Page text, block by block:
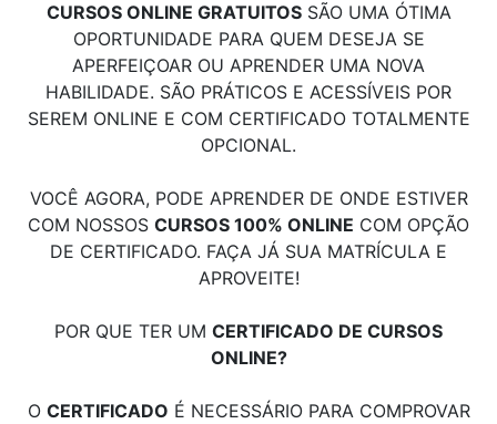
CURSOS ONLINE GRATUITOSSÃO UMA ÓTIMA
OPORTUNIDADE PARA QUEM DESEJA SE
APERFEIÇOAR OU APRENDER UMA NOVA
HABILIDADE. SÃO PRÁTICOS E ACESSÍVEIS POR
SEREM ONLINE E COM CERTIFICADO TOTALMENTE
OPCIONAL.
VOCÊ AGORA, PODE APRENDER DE ONDE ESTIVER
COM NOSSOS CURSOS 100% ONLINE COM OPÇÃO
DE CERTIFICADO. FAÇA JÁ SUA MATRÍCULA E
APROVEITE!
POR QUE TER UM CERTIFICADO DE CURSOS
ONLINE?
O CERTIFICADO É NECESSÁRIO PARA COMPROVAR